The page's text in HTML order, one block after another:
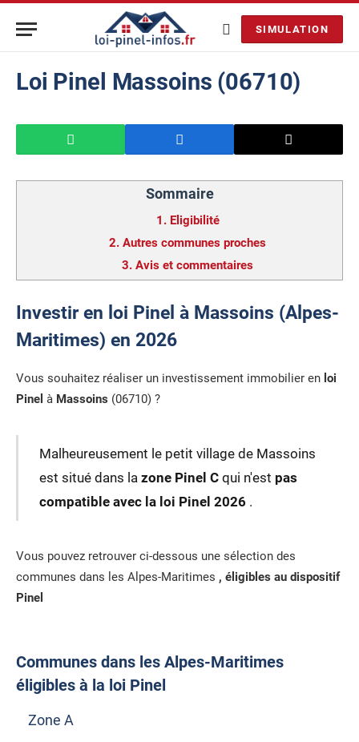
SIMULATION
Loi Pinel Massoins (06710)
Sommaire
1. Eligibilité
2. Autres communes proches
3. Avis et commentaires
Investir en loi Pinel à Massoins (Alpes-
Maritimes) en 2026
Vous souhaitez réaliser un investissement immobilier en loi
Pinel à Massoins (06710) ?
Malheureusement le petit village de Massoins
est situé dans la zone Pinel Cqui n'est pas
compatible avec la loi Pinel 2026 .
Vous pouvez retrouver ci-dessous une sélection des
communes dans les Alpes-Maritimes , éligibles au dispositif
Pinel
Communes dans les Alpes-Maritimes
éligibles à la loi Pinel
Zone A